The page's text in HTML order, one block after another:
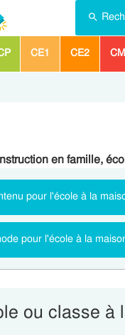
CE1 CE2
en famille,
pour l'école à la
pour l'école à la
ou classe à